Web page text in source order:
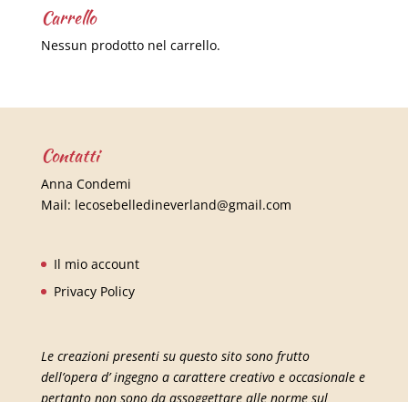
Carrello
Nessun prodotto nel carrello.
Contatti
Anna Condemi
Mail: lecosebelledineverland@gmail.com
Il mio account
Privacy Policy
Le creazioni presenti su questo sito sono frutto
dell’opera d’ ingegno a carattere creativo e occasionale e
pertanto non sono da assoggettare alle norme sul